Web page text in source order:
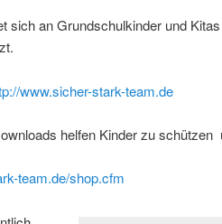
sich an Grundschulkinder und
www.sicher-stark-team.de
helfen Kinder zu schützen
team.de/shop.cfm